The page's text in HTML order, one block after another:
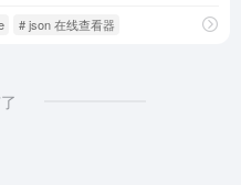
# json 在线查看器